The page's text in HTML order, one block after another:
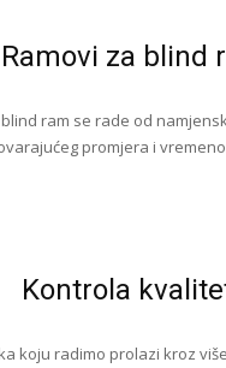
Ramovi za blind
ram se rade od
promjera i
Kontrola
koju radimo prolazi kroz